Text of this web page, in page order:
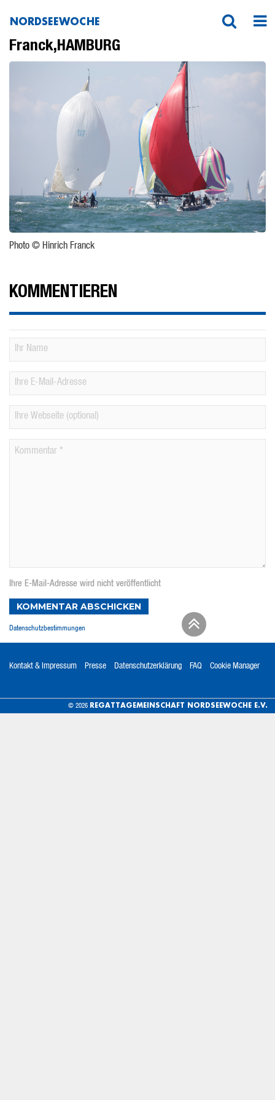
NORDSEEWOCHE
20190609-_DS13869-nsw–Hinrich-
Franck,HAMBURG
Photo © Hinrich Franck
KOMMENTIEREN
Ihre E-Mail-Adresse wird nicht veröffentlicht
KOMMENTAR ABSCHICKEN
Datenschutzbestimmungen
Kontakt & Impressum Presse Datenschutzerklärung FAQ Cookie Manager
© 2026 REGATTAGEMEINSCHAFT NORDSEEWOCHE E.V.